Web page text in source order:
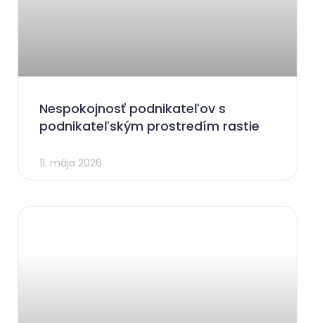
Nespokojnosť podnikateľov s
podnikateľským prostredím rastie
11. mája 2026